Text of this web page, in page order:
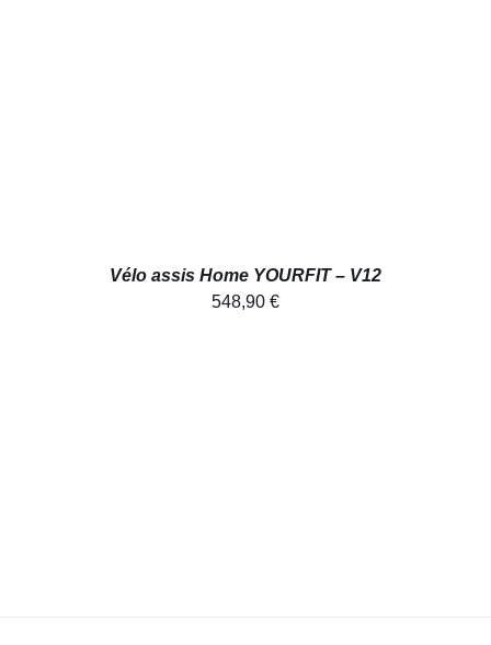
Vélo assis Home YOURFIT – V12
548,90 €